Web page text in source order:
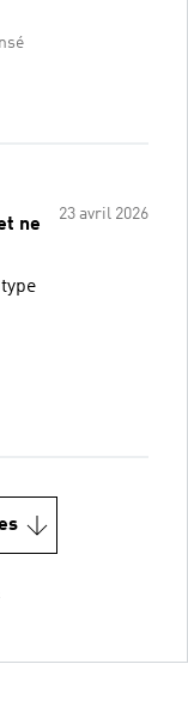
23 avril 2026
ne